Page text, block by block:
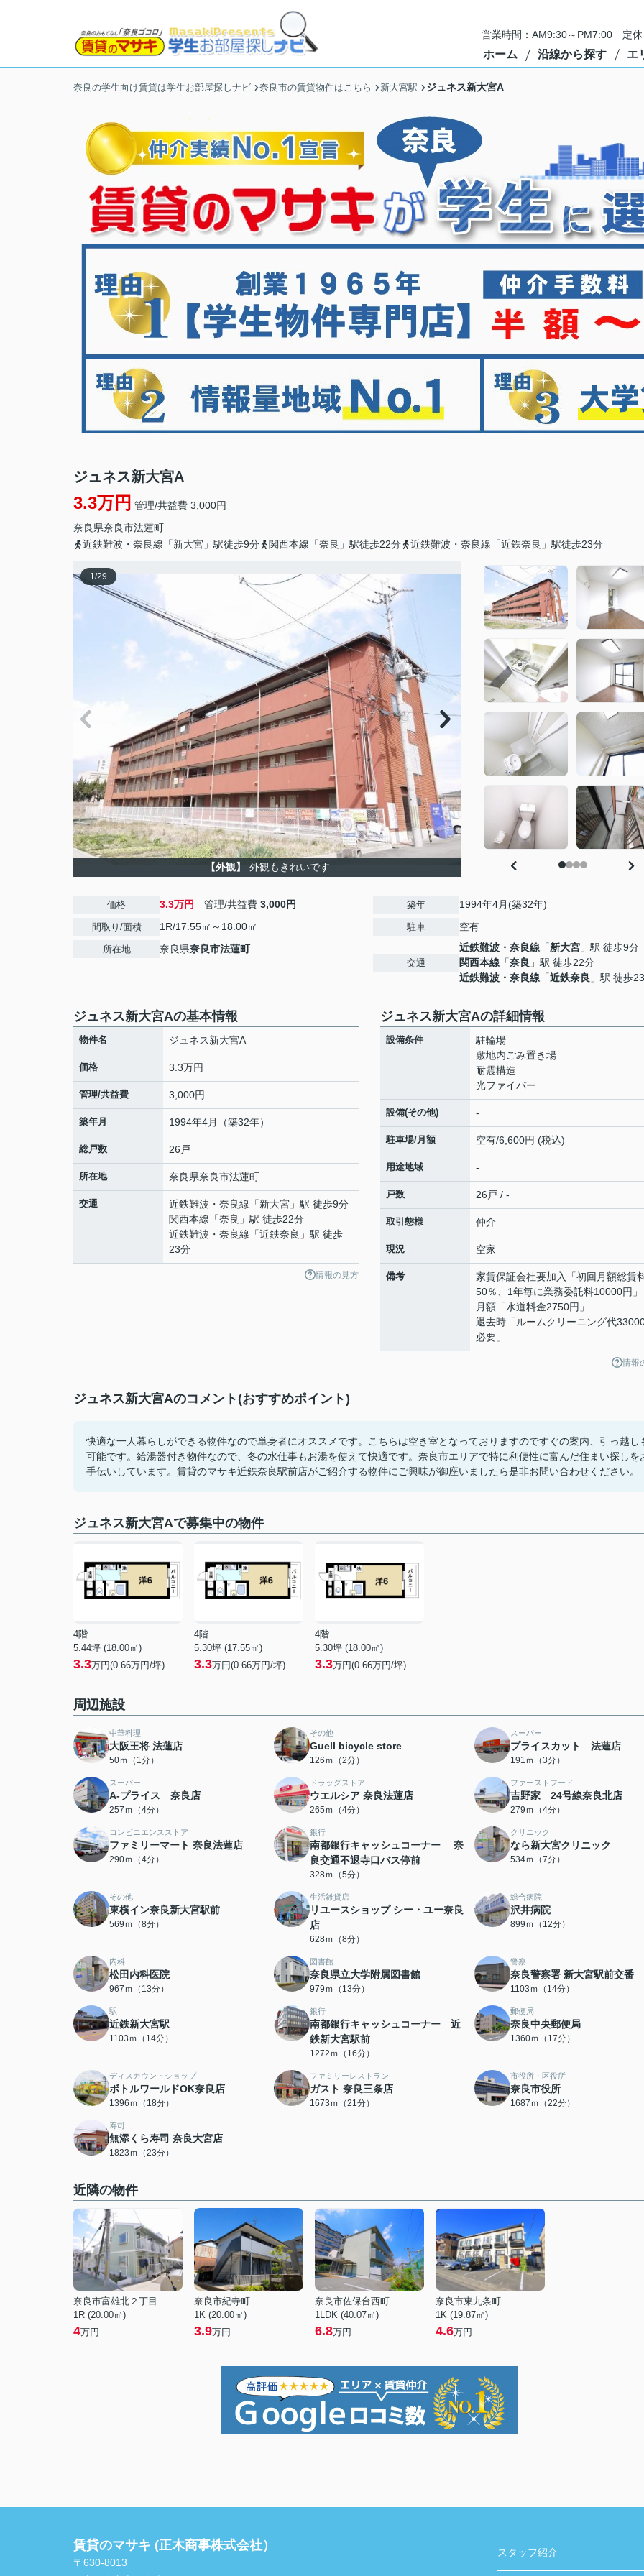
営業時間：AM9:30～PM7:00 定休
ホーム 沿線から探す エ
奈良の学生向け賃貸は学生お部屋探しナビ 奈良市の賃貸物件はこちら 新大宮駅 ジュネス新大宮A
ジュネス新大宮A
3.3万円 管理/共益費 3,000円
奈良県奈良市法蓮町
近鉄難波・奈良線「新大宮」駅徒歩9分
関西本線「奈良」駅徒歩22分 近鉄難波・奈良線「近鉄奈良」駅徒歩23分
1/29
【外観】 外観もきれいです
価格 3.3万円 管理/共益費 3,000円
間取り/面積 1R/17.55㎡～18.00㎡
所在地 奈良県奈良市法蓮町
築年 1994年4月(築32年)
駐車 空有
交通
近鉄難波・奈良線 「新大宮 」駅 徒歩9分
関西本線 「奈良 」駅 徒歩22分
近鉄難波・奈良線 「近鉄奈良 」駅 徒歩
ジュネス新大宮Aの基本情報
物件名 ジュネス新大宮A
価格 3.3万円
管理/共益費 3,000円
築年月 1994年4月（築32年）
総戸数 26戸
所在地 奈良県奈良市法蓮町
交通 近鉄難波・奈良線 「新大宮 」駅 徒歩9分
関西本線 「奈良 」駅 徒歩22分
近鉄難波・奈良線 「近鉄奈良 」駅 徒歩
23分
情報の見方
ジュネス新大宮Aの詳細情報
設備条件
駐輪場
敷地内ごみ置き場
耐震構造
光ファイバー
設備(その他) -
駐車場/月額 空有/6,600円 (税込)
用途地域 -
戸数 26戸 / -
取引態様 仲介
現況 空家
備考
家賃保証会社要加入「初回月額総賃
50％、1年毎に業務委託料10000円」
月額「水道料金2750円」
退去時「ルームクリーニング代
必要」
情報
ジュネス新大宮Aのコメント(おすすめポイント)
快適な一人暮らしができる物件なので単身者にオススメです。こちらは空き室となっておりますのですぐの案内、引っ越し
可能です。給湯器付き物件なので、冬の水仕事もお湯を使えて快適です。奈良市エリアで特に利便性に富んだ住まい探しを
手伝いしています。賃貸のマサキ近鉄奈良駅前店がご紹介する物件にご興味が御座いましたら是非お問い合わせください。
ジュネス新大宮Aで募集中の物件
4階
5.44坪 (18.00㎡)
3.3万円(0.66万円/坪)
4階
5.30坪 (17.55㎡)
3.3万円(0.66万円/坪)
4階
5.30坪 (18.00㎡)
3.3万円(0.66万円/坪)
周辺施設
中華料理
大阪王将 法蓮店
50ｍ（1分）
その他
Guell bicycle store
126ｍ（2分）
スーパー
プライスカット 法蓮店
191ｍ（3分）
スーパー
A-プライス 奈良店
257ｍ（4分）
ドラッグストア
ウエルシア 奈良法蓮店
265ｍ（4分）
ファーストフード
吉野家 24号線奈良北店
279ｍ（4分）
コンビニエンスストア
ファミリーマート 奈良法蓮店
290ｍ（4分）
銀行
南都銀行キャッシュコーナー 奈
良交通不退寺口バス停前
328ｍ（5分）
クリニック
なら新大宮クリニック
534ｍ（7分）
その他
東横イン奈良新大宮駅前
569ｍ（8分）
生活雑貨店
リユースショップ シー・ユー奈良
店
628ｍ（8分）
総合病院
沢井病院
899ｍ（12分）
内科
松田内科医院
967ｍ（13分）
図書館
奈良県立大学附属図書館
979ｍ（13分）
警察
奈良警察署 新大宮駅前交番
1103ｍ（14分）
駅
近鉄新大宮駅
1103ｍ（14分）
銀行
南都銀行キャッシュコーナー 近
鉄新大宮駅前
1272ｍ（16分）
郵便局
奈良中央郵便局
1360ｍ（17分）
ディスカウントショップ
ボトルワールドOK奈良店
1396ｍ（18分）
ファミリーレストラン
ガスト 奈良三条店
1673ｍ（21分）
市役所・区役所
奈良市役所
1687ｍ（22分）
寿司
無添くら寿司 奈良大宮店
1823ｍ（23分）
近隣の物件
奈良市富雄北２丁目
1R (20.00㎡)
4万円
奈良市紀寺町
1K (20.00㎡)
3.9万円
奈良市佐保台西町
1LDK (40.07㎡)
6.8万円
奈良市東九条町
1K (19.87㎡)
4.6万円
賃貸のマサキ (正木商事株式会社）
〒630-8013
スタッフ紹介